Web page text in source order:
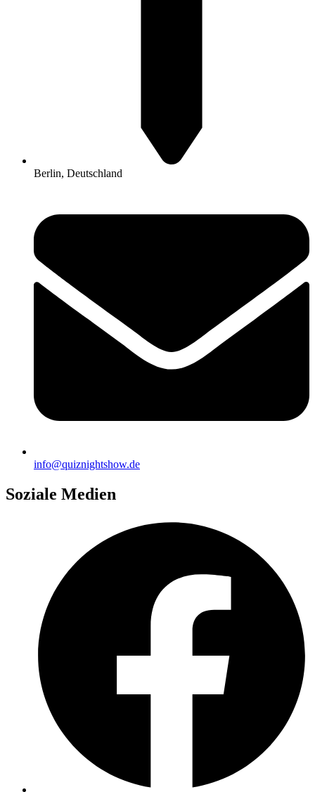
Berlin, Deutschland
info@quiznightshow.de
Soziale Medien